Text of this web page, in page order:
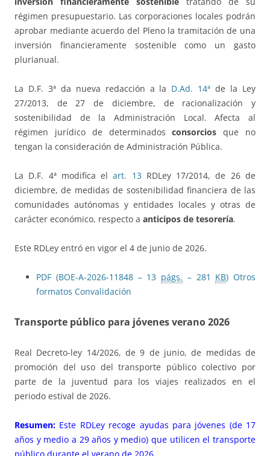
régimen presupuestario. Las corporaciones locales podrán
aprobar mediante acuerdo del Pleno la tramitación de una
inversión financieramente sostenible como un gasto
plurianual.
La D.F. 3ª da nueva redacción a la D.Ad. 14ª de la Ley
27/2013, de 27 de diciembre, de racionalización y
sostenibilidad de la Administración Local. Afecta al
régimen jurídico de determinadosconsorcios que no
tengan la consideración de Administración Pública.
La D.F. 4ª modifica elart. 13 RDLey 17/2014, de 26 de
diciembre, de medidas de sostenibilidad financiera de las
comunidades autónomas y entidades locales y otras de
carácter económico, respecto a anticipos de tesorería.
Este RDLey entró en vigor el 4 de junio de 2026.
PDF (BOE-A-2026-11848 – 13 págs. – 281 KB) Otros
formatos Convalidación
Transporte público para jóvenes verano 2026
Real Decreto-ley 14/2026, de 9 de junio, de medidas de
promoción del uso del transporte público colectivo por
parte de la juventud para los viajes realizados en el
periodo estival de 2026.
Resumen: Este RDLey recoge ayudas para jóvenes (de 17
años y medio a 29 años y medio) que utilicen el transporte